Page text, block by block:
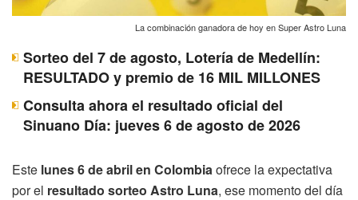
La combinación ganadora de hoy en Super Astro Luna
Sorteo del 7 de agosto, Lotería de Medellín:
RESULTADO y premio de 16 MIL MILLONES
Consulta ahora el resultado oficial del
Sinuano Día: jueves 6 de agosto de 2026
Este lunes 6 de abril en Colombiaofrece la expectativa
por el resultado sorteo Astro Luna, ese momento del día